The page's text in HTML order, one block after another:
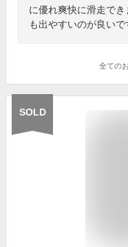
に優れ爽快に滑走で
も出やすいのが良いで
全ての
SOLD